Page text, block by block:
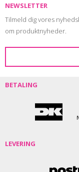
NEWSLETTER
Tilmeld dig vores
om produktnyheder.
BETALING
LEVERING